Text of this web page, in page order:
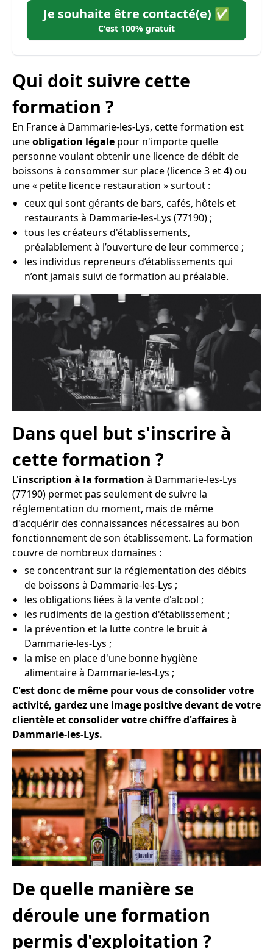
Je souhaite être contacté(e) ✅
C'est 100% gratuit
Qui doit suivre cette
formation ?
En France à Dammarie-les-Lys, cette formation est
uneobligation légale pour n'importe quelle
personne voulant obtenir une licence de débit de
boissons à consommer sur place (licence 3 et 4) ou
une « petite licence restauration » surtout :
ceux qui sont gérants de bars, cafés, hôtels et
restaurants à Dammarie-les-Lys (77190) ;
tous les créateurs d'établissements,
préalablement à l’ouverture de leur commerce ;
les individus repreneurs d’établissements qui
n’ont jamais suivi de formation au préalable.
Dans quel but s'inscrire à
cette formation ?
L'inscription à la formation à Dammarie-les-Lys
(77190) permet pas seulement de suivre la
réglementation du moment, mais de même
d'acquérir des connaissances nécessaires au bon
fonctionnement de son établissement. La formation
couvre de nombreux domaines :
se concentrant sur la réglementation des débits
de boissons à Dammarie-les-Lys ;
les obligations liées à la vente d'alcool ;
les rudiments de la gestion d'établissement ;
la prévention et la lutte contre le bruit à
Dammarie-les-Lys ;
la mise en place d'une bonne hygiène
alimentaire à Dammarie-les-Lys ;
C'est donc de même pour vous de consolider votre
activité, gardez une image positive devant de votre
clientèle et consolider votre chiffre d'affaires à
Dammarie-les-Lys.
De quelle manière se
déroule une formation
permis d'exploitation ?